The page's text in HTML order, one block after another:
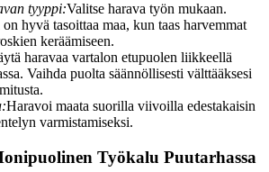
tyyppi:Valitse harava työn mukaan.
hyvä tasoittaa maa, kun taas harvemmat
keräämiseen.
haravaa vartalon etupuolen liikkeellä
Vaihda puolta säännöllisesti välttääksesi
Haravoi maata suorilla viivoilla edestakaisin
varmistamiseksi.
Työkalu Puutarhassa